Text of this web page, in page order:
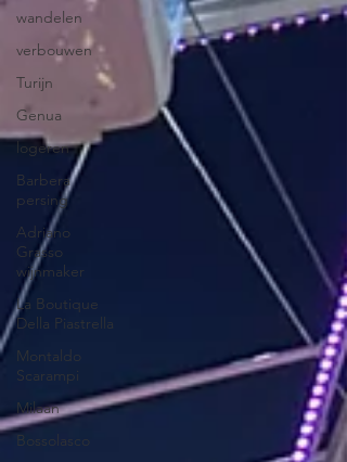
wandelen
verbouwen
Turijn
Genua
logeren
Barbera
persing
Adriano
Grasso
wijnmaker
La Boutique
Della Piastrella
Montaldo
Scarampi
Milaan
Bossolasco